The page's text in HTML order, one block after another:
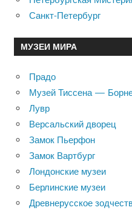
Санкт-Петербург
МУЗЕИ МИРА
Прадо
Музей Тиссена —
Лувр
Версальский дворец
Замок Пьерфон
Замок Вартбург
Лондонские музеи
Берлинские музеи
Древнерусское